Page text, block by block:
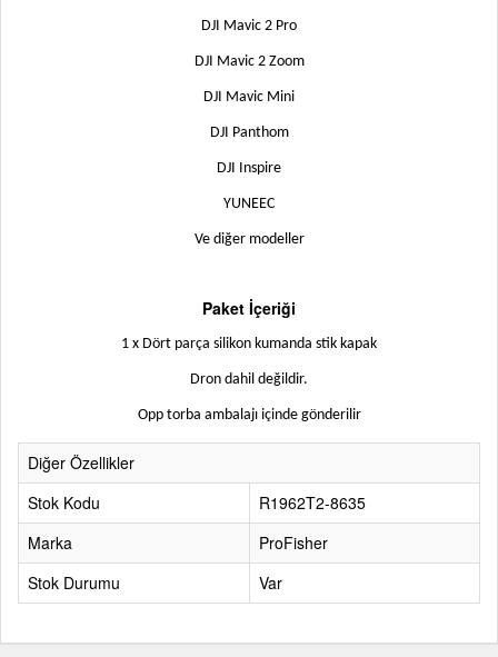
DJI Mavic 2 Pro
DJI Mavic 2 Zoom
DJI Mavic Mini
DJI Panthom
DJI Inspire
YUNEEC
Ve diğer modeller
Paket İçeriği
1 x Dört parça silikon kumanda stik kapak
Dron dahil değildir.
Opp torba ambalajı içinde gönderilir
Diğer Özellikler
Stok Kodu
R1962T2-8635
Marka
ProFisher
Stok Durumu
Var